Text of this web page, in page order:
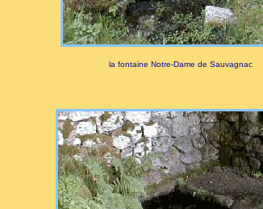
la fontaine Notre-Dame de Sauvagnac